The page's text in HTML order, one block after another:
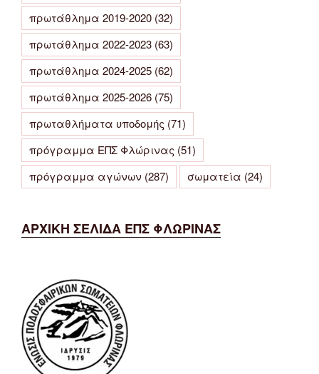
πρωτάθλημα 2019-2020 (32)
πρωτάθλημα 2022-2023 (63)
πρωτάθλημα 2024-2025 (62)
πρωτάθλημα 2025-2026 (75)
πρωταθλήματα υποδομής (71)
πρόγραμμα ΕΠΣ Φλώρινας (51)
πρόγραμμα αγώνων (287) σωματεία (24)
ΑΡΧΙΚΗ ΣΕΛΙΔΑ ΕΠΣ ΦΛΩΡΙΝΑΣ